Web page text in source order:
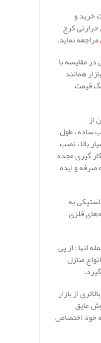
خرید و
کرج
مراجعه نماید.
در مقایسه با
همانند
قیمت
از
، طول
بالا ، نصب
گیری مجدد
صرفه و ایده
به
فلزی
انها : از پی
منازل
از بازار
عایق
خود اختصاص